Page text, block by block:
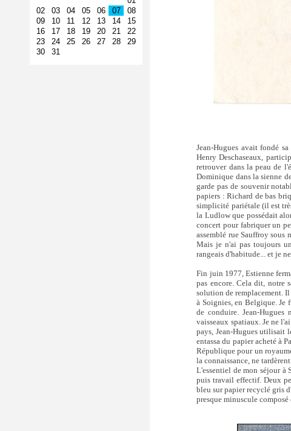
Jean-Hugues avait fondé
Henry Deschaseaux,
retrouver dans la peau de
Dominique dans la sienne
garde pas de souvenir
papiers : Richard de bas
simplicité pariétale (il est
la Ludlow que possédait
concert pour fabriquer un
assemblé rue Sauffroy sous
Mais je n'ai pas toujours
rangeais d'habitude... et je
Fin juin 1977, Estienne
pas encore. Cela dit, notre
solution de remplacement.
à Soignies, en Belgique. Je
de conduire. Jean-
vaisseaux spatiaux. Je ne
pays, Jean-Hugues utilisait
entassa du papier acheté à
République pour un
la connaissance, ne
L'essentiel de mon séjour à
puis travail effectif. Deux
bleu sur papier recyclé gris
presque minuscule composé